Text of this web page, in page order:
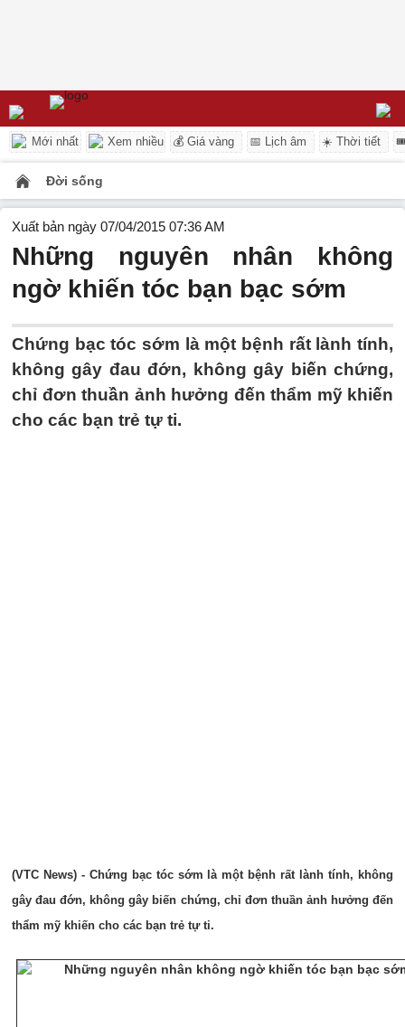
Mới nhất Xem nhiều 💰 Giá vàng 📅 Lịch âm ☀️ Thời tiết
Đời sống
Xuất bản ngày 07/04/2015 07:36 AM
Những nguyên nhân không
ngờ khiến tóc bạn bạc sớm
Chứng bạc tóc sớm là một bệnh rất lành tính,
không gây đau đớn, không gây biến chứng,
chỉ đơn thuần ảnh hưởng đến thẩm mỹ khiến
cho các bạn trẻ tự ti.
(VTC News) - Chứng bạc tóc sớm là một bệnh rất lành tính, không
gây đau đớn, không gây biến chứng, chỉ đơn thuần ảnh hưởng đến
thẩm mỹ khiến cho các bạn trẻ tự ti.